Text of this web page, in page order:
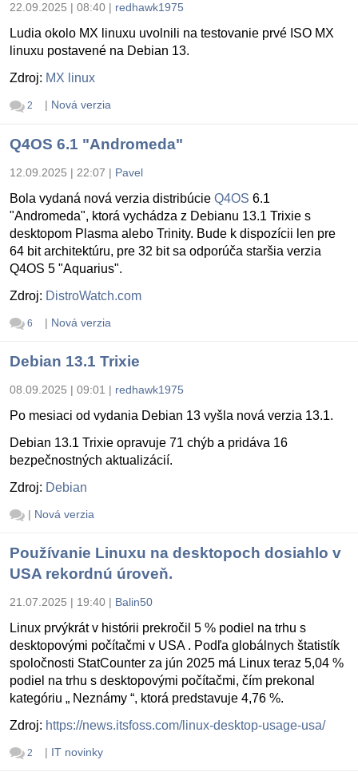
22.09.2025 | 08:40 | redhawk1975
Ludia okolo MX linuxu uvolnili na testovanie prvé ISO MX
linuxu postavené na Debian 13.
Zdroj: MX linux
2 | Nová verzia
Q4OS 6.1 "Andromeda"
12.09.2025 | 22:07 | Pavel
Bola vydaná nová verzia distribúcie Q4OS 6.1
"Andromeda", ktorá vychádza z Debianu 13.1 Trixie s
desktopom Plasma alebo Trinity. Bude k dispozícii len pre
64 bit architektúru, pre 32 bit sa odporúča staršia verzia
Q4OS 5 "Aquarius".
Zdroj: DistroWatch.com
6 | Nová verzia
Debian 13.1 Trixie
08.09.2025 | 09:01 | redhawk1975
Po mesiaci od vydania Debian 13 vyšla nová verzia 13.1.
Debian 13.1 Trixie opravuje 71 chýb a pridáva 16
bezpečnostných aktualizácií.
Zdroj: Debian
| Nová verzia
Používanie Linuxu na desktopoch dosiahlo v
USA rekordnú úroveň.
21.07.2025 | 19:40 | Balin50
Linux prvýkrát v histórii prekročil 5 % podiel na trhu s
desktopovými počítačmi v USA . Podľa globálnych štatistík
spoločnosti StatCounter za jún 2025 má Linux teraz 5,04 %
podiel na trhu s desktopovými počítačmi, čím prekonal
kategóriu „ Neznámy “, ktorá predstavuje 4,76 %.
Zdroj: https://news.itsfoss.com/linux-desktop-usage-usa/
2 | IT novinky